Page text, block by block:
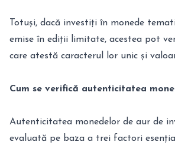
Totuși, dacă investiți în monede
emise în ediții limitate, acestea pot
care atestă caracterul lor unic și
Cum se verifică autenticitatea
Autenticitatea monedelor de aur de
evaluată pe baza a trei factori